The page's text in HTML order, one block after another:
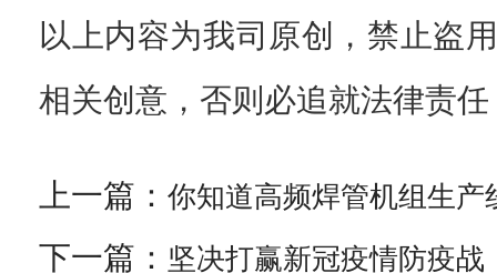
以上内容为我司原创，禁止盗
相关创意，否则必追就法律责任
上一篇： 你知道高频焊管机组生产
下一篇： 坚决打赢新冠疫情防疫